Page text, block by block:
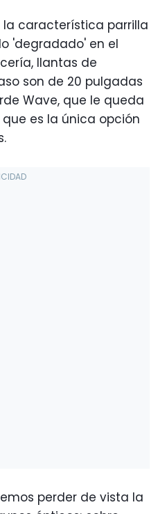
característica parrilla
'degradado' en el
llantas de
son de 20 pulgadas
Wave, que le queda
es la única opción
perder de vista la